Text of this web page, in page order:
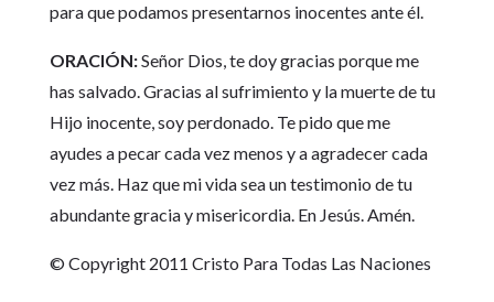
para que podamos presentarnos inocentes ante él.
ORACIÓN:Señor Dios, te doy gracias porque me
has salvado. Gracias al sufrimiento y la muerte de tu
Hijo inocente, soy perdonado. Te pido que me
ayudes a pecar cada vez menos y a agradecer cada
vez más. Haz que mi vida sea un testimonio de tu
abundante gracia y misericordia. En Jesús. Amén.
© Copyright 2011 Cristo Para Todas Las Naciones